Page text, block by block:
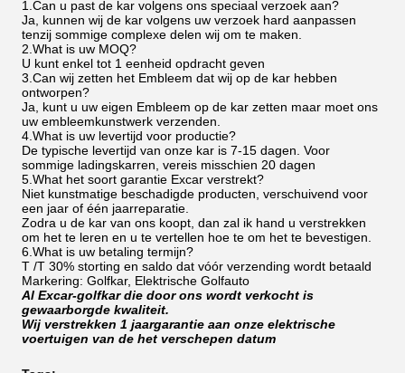
1.Can u past de kar volgens ons speciaal verzoek aan?
Ja, kunnen wij de kar volgens uw verzoek hard aanpassen
tenzij sommige complexe delen wij om te maken.
2.What is uw MOQ?
U kunt enkel tot 1 eenheid opdracht geven
3.Can wij zetten het Embleem dat wij op de kar hebben
ontworpen?
Ja, kunt u uw eigen Embleem op de kar zetten maar moet ons
uw embleemkunstwerk verzenden.
4.What is uw levertijd voor productie?
De typische levertijd van onze kar is 7-15 dagen. Voor
sommige ladingskarren, vereis misschien 20 dagen
5.What het soort garantie Excar verstrekt?
Niet kunstmatige beschadigde producten, verschuivend voor
een jaar of één jaarreparatie.
Zodra u de kar van ons koopt, dan zal ik hand u verstrekken
om het te leren en u te vertellen hoe te om het te bevestigen.
6.What is uw betaling termijn?
T /T 30% storting en saldo dat vóór verzending wordt betaald
Markering: Golfkar, Elektrische Golfauto
Al Excar-golfkar die door ons wordt verkocht is
gewaarborgde kwaliteit.
Wij verstrekken 1 jaargarantie aan onze elektrische
voertuigen van de het verschepen datum